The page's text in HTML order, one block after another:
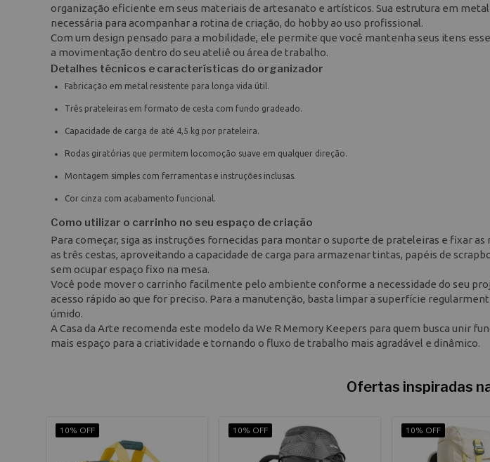
organização eficiente em seus materiais de artesanato e artísticos. Sua estrutura em
necessária para acompanhar a rotina de criação, do hobby ao uso profissional.
Com um design pensado para a mobilidade, ele permite que você mantenha seus itens
a movimentação dentro do seu ateliê ou área de trabalho.
Detalhes técnicos e características do organizador
Fabricação em metal resistente para longa vida útil.
Três prateleiras em formato de cesta com fundo gradeado.
Capacidade de carga de até 4,5 kg por prateleira.
Rodas giratórias que permitem locomoção suave em qualquer direção.
Montagem simples com ferramentas e instruções inclusas.
Cor cinza com acabamento funcional.
Como utilizar o carrinho no seu espaço de criação
Para começar, siga as instruções fornecidas para montar o suporte de prateleiras e fixar
as três cestas, aproveitando a capacidade de carga para armazenar tintas, papéis de
sem ocupar espaço fixo na mesa.
Você pode mover o carrinho facilmente pelo ambiente conforme a necessidade do seu
acesso rápido ao que for preciso. Para a manutenção, basta limpar a superfície
úmido.
A Casa da Arte recomenda este modelo da We R Memory Keepers para quem busca unir
mais espaço para a criatividade e tornando o fluxo de trabalho mais agradável e dinâmico.
Ofertas inspiradas
10% OFF 10% OFF 10% OFF